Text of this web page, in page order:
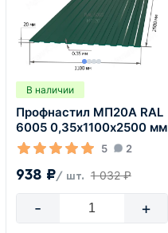
В наличии
Профнастил МП20А RAL
6005 0,35х1100х2500 мм
5 2
938 ₽/ шт. 1 032 ₽
- +